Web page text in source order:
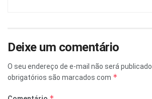
Deixe um comentário
O seu endereço de e-mail não será publicado.
obrigatórios são marcados com *